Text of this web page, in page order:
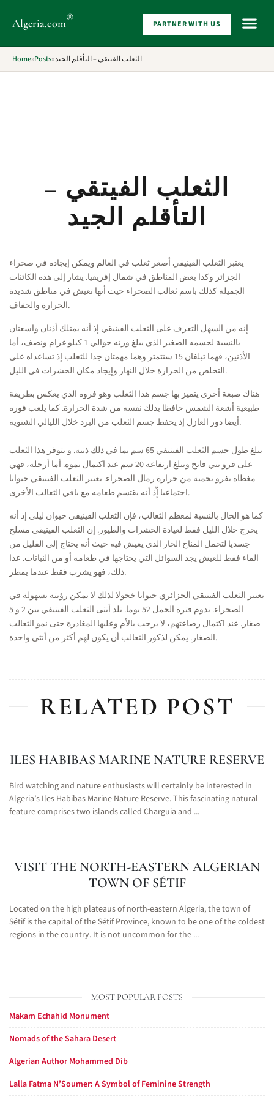
Algeria.com® PARTNER WITH US
Home»Posts»الثعلب الفيتقي – التأقلم الجيد
الثعلب الفيتقي –
التأقلم الجيد
يعتبر الثعلب الفينيقي أصغر ثعلب في العالم ويمكن إيجاده في صحراء
الجزائر وكذا بعض المناطق في شمال إفريقيا. يشار إلى هذه الكائنات
الجميلة كذلك باسم ثعالب الصحراء حيث أنها تعيش في مناطق شديدة
الحرارة والجفاف.
إنه من السهل التعرف على الثعلب الفينيقي إذ أنه يمتلك أذنان واسعتان
بالنسبة لجسمه الصغير الذي يبلغ وزنه حوالي 1 كيلو غرام ونصف، أما
الأذنين، فهما تبلغان 15 سنتمتر وهما مهمتان جدا للثعلب إذ تساعداه على
التخلص من الحرارة خلال النهار وإيجاد مكان الحشرات في الليل.
هناك صبغة أخرى يتميز بها جسم هذا الثعلب وهو فروه الذي يعكس بطريقة
طبيعية أشعة الشمس حافظا بذلك نفسه من شدة الحرارة. كما يلعب فوره
أيضا دور العازل إذ يحفظ جسم الثعلب من البرد خلال الليالي الشتوية.
يبلغ طول جسم الثعلب الفينيقي 65 سم بما في ذلك ذنبه. و يتوفر هذا الثعلب
على فرو بني فاتح ويبلغ ارتفاعه 20 سم عند اكتمال نموه. أما أرجله، فهي
مغطاة بفرو تحميه من حرارة رمال الصحراء. يعتبر الثعلب الفينيقي حيوانا
اجتماعيا إّذ أنه يقتسم طعامه مع باقي الثعالب الأخرى.
كما هو الحال بالنسبة لمعظم الثعالب، فإن الثعلب الفينيقي حيوان ليلي إذ أنه
يخرج خلال الليل فقط لعيادة الحشرات والطيور. إن الثعلب الفينيقي مسلح
جسديا لتحمل المناخ الحار الذي يعيش فيه حيث أنه يحتاج إلى القليل من
الماء فقط للعيش يجد السوائل التي يحتاجها في طعامه أو من النباتات. عدا
ذلك، فهو يشرب فقط عندما يمطر.
يعتبر الثعلب الفينيقي الجزائري حيوانا خجولا لذلك لا يمكن رؤيته بسهولة في
الصحراء. تدوم فترة الحمل 52 يوما. تلد أنثى الثعلب الفينيقي بين 2 و 5
صغار. عند اكتمال رضاعتهم، لا يرحب بالأم وعليها المغادرة حتى نمو الثعالب
الصغار. يمكن لذكور الثعالب أن يكون لهم أكثر من أنثى واحدة.
RELATED POST
ILES HABIBAS MARINE NATURE RESERVE
Bird watching and nature enthusiasts will certainly be interested in
Algeria’s Iles Habibas Marine Nature Reserve. This fascinating natural
feature comprises two islands called Charguia and ...
VISIT THE NORTH-EASTERN ALGERIAN
TOWN OF SÉTIF
Located on the high plateaus of north-eastern Algeria, the town of
Sétif is the capital of the Sétif Province, known to be one of the coldest
regions in the country. It is not uncommon for the ...
MOST POPULAR POSTS
Makam Echahid Monument
Nomads of the Sahara Desert
Algerian Author Mohammed Dib
Lalla Fatma N’Soumer: A Symbol of Feminine Strength